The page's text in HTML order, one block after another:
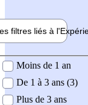
filtres liés à l'
demandée
Moins de 1 an
De 1 à 3 ans (3)
Plus de 3 ans